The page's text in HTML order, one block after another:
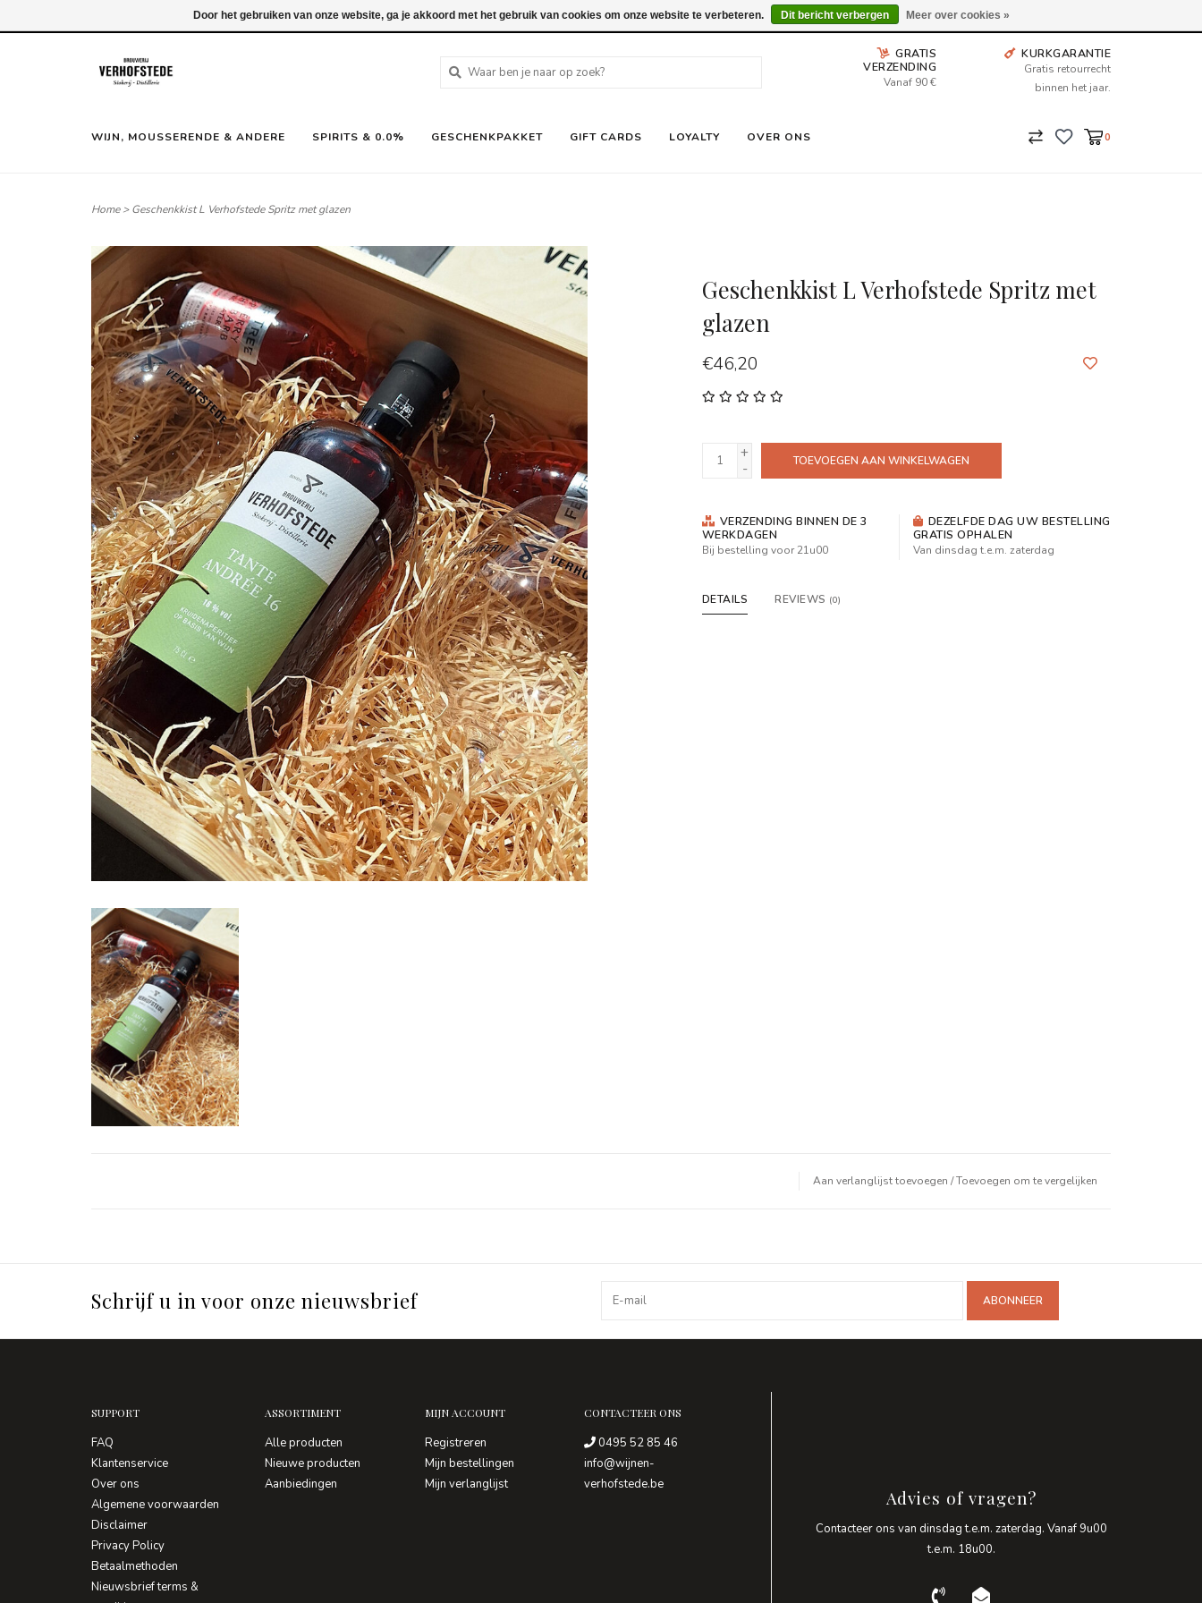
Wij leveren tot aan uw deur. Afhalen is mogelijk.
GRATIS
VERZENDING
Vanaf 90 €
KURKGARANTIE
Gratis retourrecht
binnen het jaar.
WIJN, MOUSSERENDE & ANDERE SPIRITS & 0.0% GESCHENKPAKKET GIFT CARDS LOYALTY OVER ONS 0
Home>Geschenkkist L Verhofstede Spritz met glazen
Geschenkkist L Verhofstede Spritz met
glazen
€46,20
+
-
TOEVOEGEN AAN WINKELWAGEN
VERZENDING BINNEN DE 3
WERKDAGEN
Bij bestelling voor 21u00
DEZELFDE DAG UW BESTELLING
GRATIS OPHALEN
Van dinsdag t.e.m. zaterdag
DETAILS REVIEWS (0)
Aan verlanglijst toevoegen /Toevoegen om te vergelijken
Schrijf u in voor onze nieuwsbrief ABONNEER
SUPPORT
FAQ
Klantenservice
Over ons
Algemene voorwaarden
Disclaimer
Privacy Policy
Betaalmethoden
Nieuwsbrief terms &
ASSORTIMENT
Alle producten
Nieuwe producten
Aanbiedingen
MIJN ACCOUNT
Registreren
Mijn bestellingen
Mijn verlanglijst
CONTACTEER ONS
0495 52 85 46
info@wijnen-
verhofstede.be
Advies of vragen?
Contacteer ons van dinsdag t.e.m. zaterdag. Vanaf 9u00
t.e.m. 18u00.
Door het gebruiken van onze website, ga je akkoord met het gebruik van cookies om onze website te verbeteren. Dit bericht verbergen Meer over cookies »